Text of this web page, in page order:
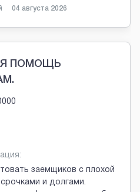
04 августа 2026
ПОМОЩЬ
заемщиков с плохой
и долгами.